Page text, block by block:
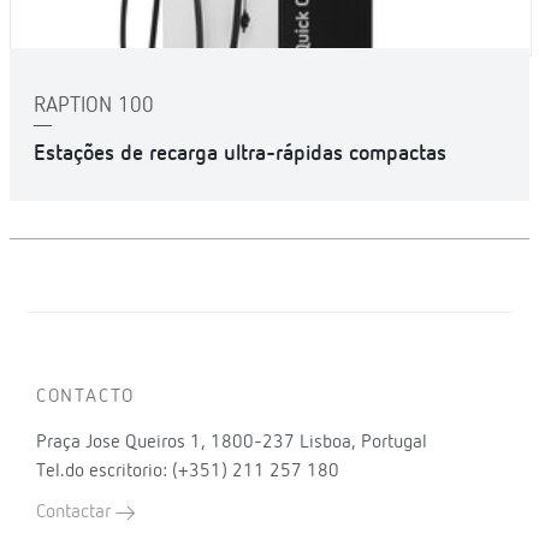
RAPTION 100
Estações de recarga ultra-rápidas compactas
CONTACTO
Praça Jose Queiros 1, 1800-237 Lisboa, Portugal
Tel.do escritorio: (+351) 211 257 180
Contactar